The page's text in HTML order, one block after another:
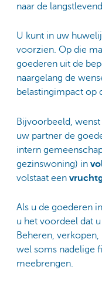
naar de
U kunt in uw
voorzien. Op die
goederen uit de
naargelang de
belastingimpact op
Bijvoorbeeld,
uw partner de
intern
gezinswoning) in
volstaat een
Als u de goederen
u het voordeel dat
Beheren,
wel soms nadelige
meebrengen.